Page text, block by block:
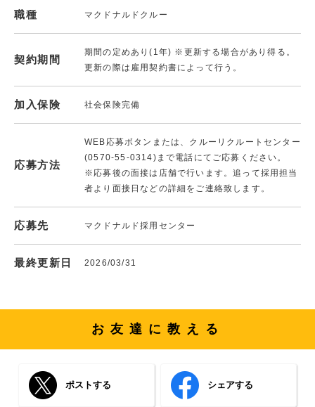
職種 マクドナルドクルー
契約期間
期間の定めあり(1年) ※更新する場合があり得る。
更新の際は雇用契約書によって行う。
加入保険 社会保険完備
応募方法
WEB応募ボタンまたは、クルーリクルートセンター
(0570-55-0314)まで電話にてご応募ください。
※応募後の面接は店舗で行います。追って採用担当
者より面接日などの詳細をご連絡致します。
応募先 マクドナルド採用センター
最終更新日 2026/03/31
お友達に教える
ポストする シェアする